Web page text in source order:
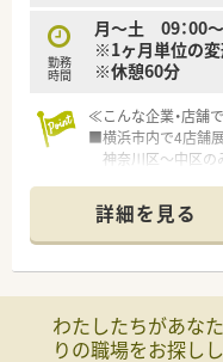
きる方が多く在籍し
勤務
時間
月～土 09：00～
※1ヶ月単位の変
※休憩60分
≪こんな企業・店舗
■横浜市内で4店舗
神奈川区～中区の
■30～60代と幅広
■こちらの店舗の管
いタイプ、管理経験
ート役として活躍中
■創業五期目を迎え
ャー候補を大募集
詳細を見る
わたしたちがあな
りの職場をお探しし